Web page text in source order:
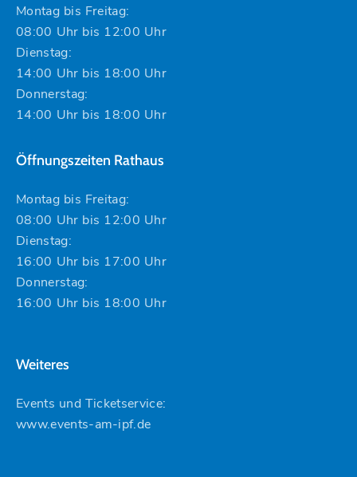
Montag bis Freitag:
08:00 Uhr bis 12:00 Uhr
Dienstag:
14:00 Uhr bis 18:00 Uhr
Donnerstag:
14:00 Uhr bis 18:00 Uhr
Öffnungszeiten Rathaus
Montag bis Freitag:
08:00 Uhr bis 12:00 Uhr
Dienstag:
16:00 Uhr bis 17:00 Uhr
Donnerstag:
16:00 Uhr bis 18:00 Uhr
Weiteres
Events und Ticketservice:
www.events-am-ipf.de